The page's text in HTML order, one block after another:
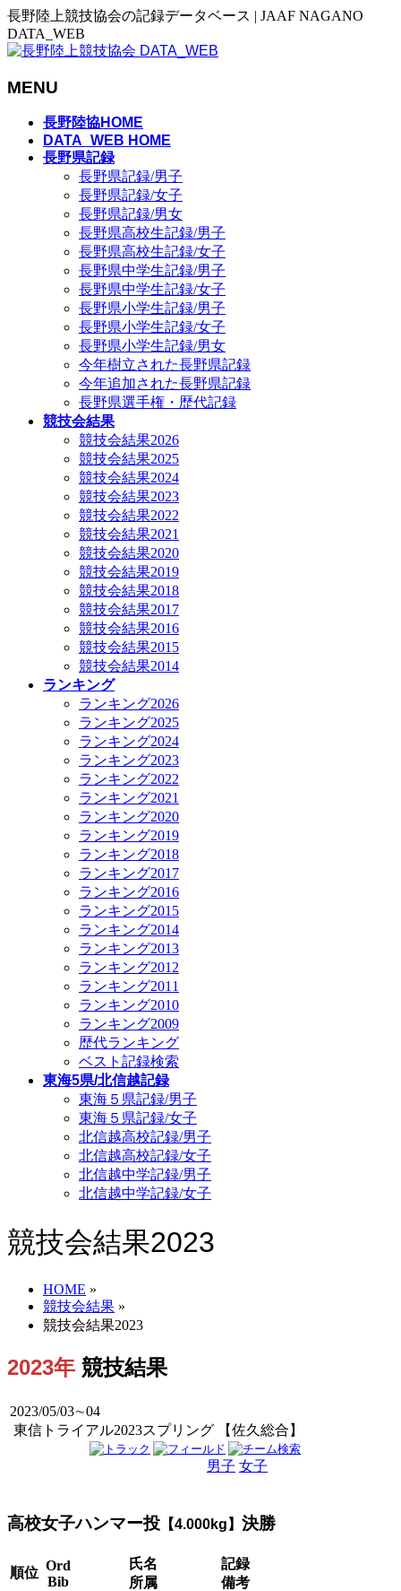
長野陸上競技協会の記録データベース | JAAF NAGANO
DATA_WEB
MENU
長野陸協HOME
DATA_WEB HOME
長野県記録
長野県記録/男子
長野県記録/女子
長野県記録/男女
長野県高校生記録/男子
長野県高校生記録/女子
長野県中学生記録/男子
長野県中学生記録/女子
長野県小学生記録/男子
長野県小学生記録/女子
長野県小学生記録/男女
今年樹立された長野県記録
今年追加された長野県記録
長野県選手権・歴代記録
競技会結果
競技会結果2026
競技会結果2025
競技会結果2024
競技会結果2023
競技会結果2022
競技会結果2021
競技会結果2020
競技会結果2019
競技会結果2018
競技会結果2017
競技会結果2016
競技会結果2015
競技会結果2014
ランキング
ランキング2026
ランキング2025
ランキング2024
ランキング2023
ランキング2022
ランキング2021
ランキング2020
ランキング2019
ランキング2018
ランキング2017
ランキング2016
ランキング2015
ランキング2014
ランキング2013
ランキング2012
ランキング2011
ランキング2010
ランキング2009
歴代ランキング
ベスト記録検索
東海5県/北信越記録
東海５県記録/男子
東海５県記録/女子
北信越高校記録/男子
北信越高校記録/女子
北信越中学記録/男子
北信越中学記録/女子
競技会結果2023
HOME »
競技会結果 »
競技会結果2023
2023年 競技結果
2023/05/03∼04
東信トライアル2023スプリング 【佐久総合】
男子 女子
高校女子ハンマー投 【4.000kg】 決勝
順位 Ord
Bib
氏名
所属
記録
備考